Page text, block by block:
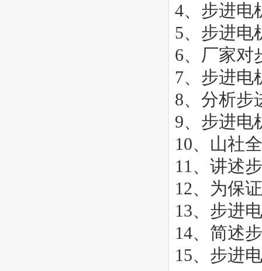
4、 步进电
5、 步进电
6、 厂家对
7、 步进电
8、 分析步
9、 步进电
10、 山社
11、 讲述
12、 为保
13、 步进
14、 简述
15、 步进